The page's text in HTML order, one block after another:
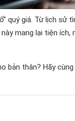
quý giá. Từ lịch sử
mang lại tiện ích,
bản thân? Hãy